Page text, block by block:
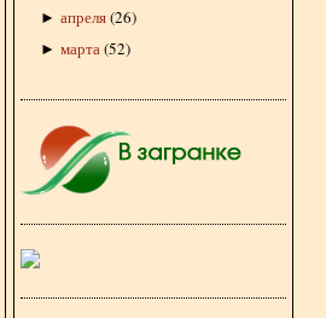
► апреля(26)
► марта(52)